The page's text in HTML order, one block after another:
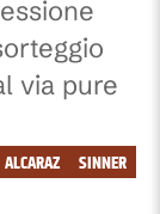
via pure
SINNER
ALCARAZ